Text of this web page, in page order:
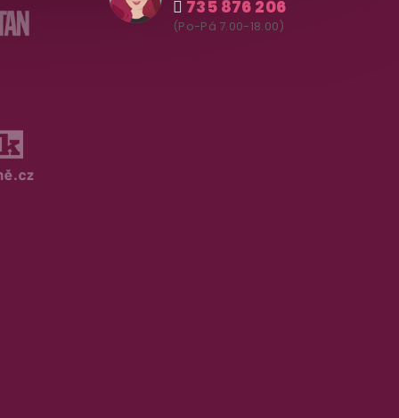
735 876 206
(Po-Pá 7.00-18.00)